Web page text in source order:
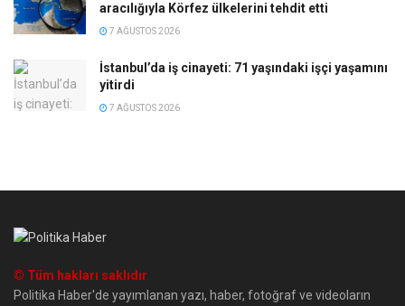
aracılığıyla Körfez ülkelerini tehdit etti
7 AĞUSTOS 2026
İstanbul’da iş cinayeti: 71 yaşındaki işçi yaşamını
yitirdi
7 AĞUSTOS 2026
© Tüm hakları saklıdır
Politika Haber'de yayımlanan yazı, haber, fotoğraf ve videoların